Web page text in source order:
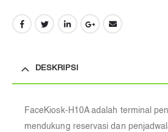
DESKRIPSI
FaceKiosk-H10Aadalah terminal
mendukung reservasi dan